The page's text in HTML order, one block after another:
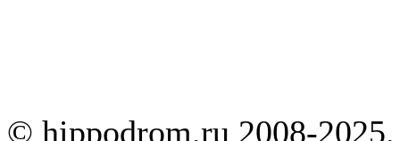
© hippodrom.ru 2008-